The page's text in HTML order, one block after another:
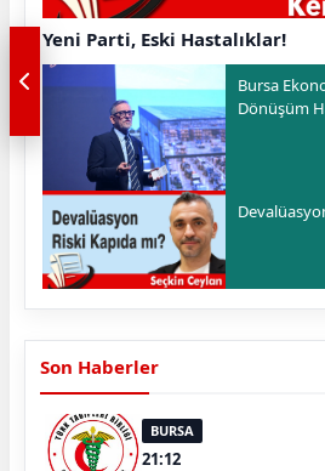
Yeni Parti, Eski Hastalıklar!
Bursa
Dönüşüm
Son Haberler
BURSA
21:12